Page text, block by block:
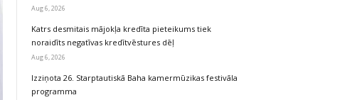
Aug 6, 2026
Katrs desmitais mājokļa kredīta pieteikums tiek
noraidīts negatīvas kredītvēstures dēļ
Aug 6, 2026
Izziņota 26. Starptautiskā Baha kamermūzikas festivāla
programma